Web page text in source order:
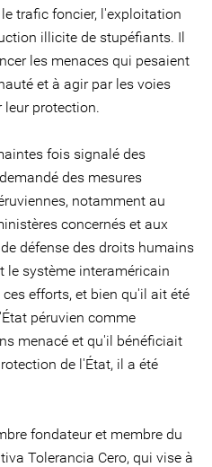
trafic foncier, l'exploitation
illicite de stupéfiants. Il
les menaces qui pesaient
et à agir par les voies
protection.
fois signalé des
des mesures
notamment au
concernés et aux
défense des droits humains
le système interaméricain
efforts, et bien qu'il ait été
péruvien comme
menacé et qu'il bénéficiait
de l'État, il a été
fondateur et membre du
Tolerancia Cero, qui vise à